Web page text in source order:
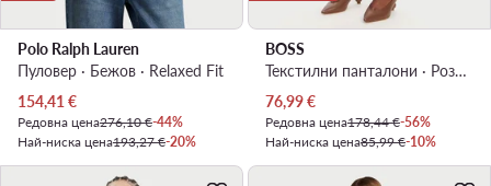
Polo Ralph Lauren
Пуловер · Бежов · Relaxed Fit
Актуална цена
154,41 €
Редовна цена276,10 €-44%
Най-ниска цена193,27 €-20%
BOSS
Текстилни панталони · Розов · Regular Fit
Актуална цена
76,99€
Редовна цена178,44 €-56%
Най-ниска цена85,99 €-10%